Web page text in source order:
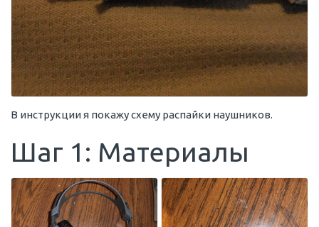
В инструкции я покажу схему распайки наушников.
Шаг 1: Материалы